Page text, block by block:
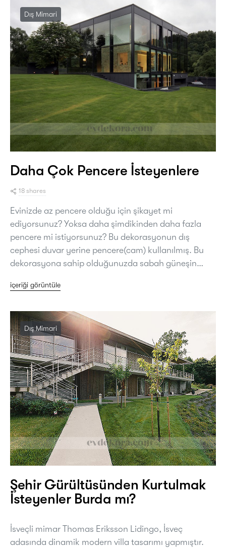
Dış Mimari
Daha Çok Pencere İsteyenlere
18 shares
Evinizde az pencere olduğu için şikayet mi
ediyorsunuz? Yoksa daha şimdikinden daha fazla
pencere mi istiyorsunuz? Bu dekorasyonun dış
cephesi duvar yerine pencere(cam) kullanılmış. Bu
dekorasyona sahip olduğunuzda sabah güneşin…
içeriği görüntüle
Dış Mimari
Şehir Gürültüsünden Kurtulmak
İsteyenler Burda mı?
İsveçli mimar Thomas Eriksson Lidingo, İsveç
adasında dinamik modern villa tasarımı yapmıştır.